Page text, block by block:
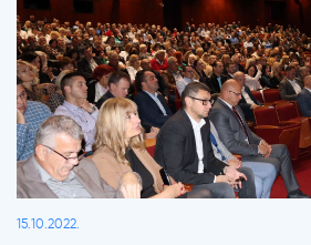
15.10.2022.